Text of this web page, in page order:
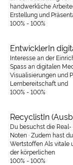
handwerkliche
Erstellung und
100% - 100%
EntwicklerIn
Interesse an der
Spass an digitalen
Visualisierungen und
Lernbereitschaft und
100% - 100%
RecyclistIn
Du besuchst die
Noten · Zudem hast
Wertstoffen Als vitale
der körperlichen
100% - 100%